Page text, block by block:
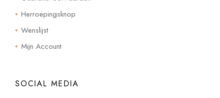
Herroepingsknop
Wenslijst
Mijn Account
SOCIAL MEDIA